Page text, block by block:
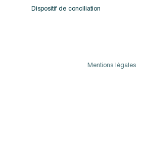
Dispositif de conciliation
Mentions légales